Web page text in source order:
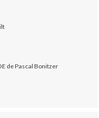
de Pascal Bonitzer